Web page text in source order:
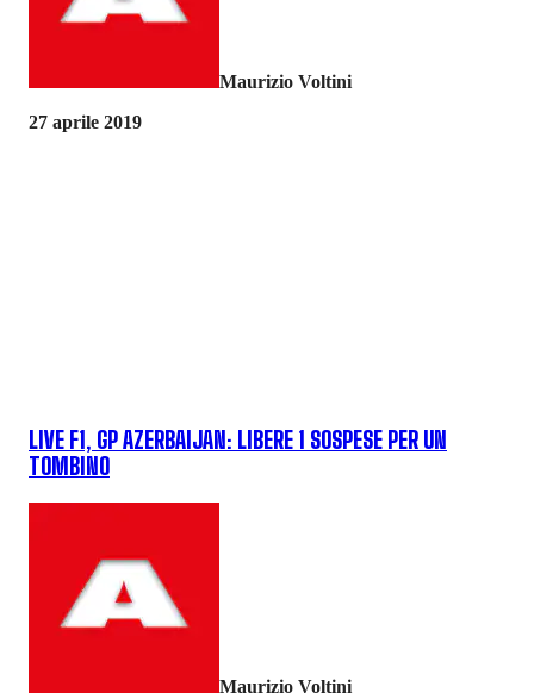
Maurizio Voltini
27 aprile 2019
LIVE F1, GP AZERBAIJAN: LIBERE 1 SOSPESE PER UN
TOMBINO
Maurizio Voltini